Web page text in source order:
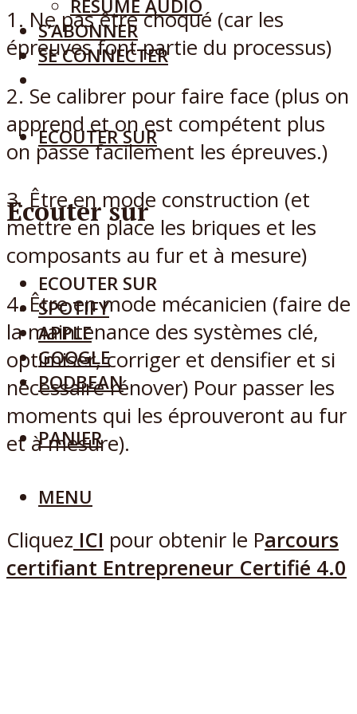
RÉSUMÉ AUDIO
S’ABONNER
SE CONNECTER
ECOUTER SUR
Ecouter sur
ECOUTER SUR
SPOTIFY
APPLE
GOOGLE
PODBEAN
PANIER
MENU
1. Ne pas être choqué (car les
épreuves font partie du processus)
2. Se calibrer pour faire face (plus on
apprend et on est compétent plus
on passe facilement les épreuves.)
3. Être en mode construction (et
mettre en place les briques et les
composants au fur et à mesure)
4. Être en mode mécanicien (faire de
la maintenance des systèmes clé,
optimiser, corriger et densifier et si
nécessaire rénover) Pour passer les
moments qui les éprouveront au fur
et à mesure).
Cliquez ICI pour obtenir le Parcours
certifiant Entrepreneur Certifié 4.0